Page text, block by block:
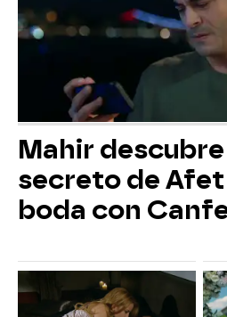
Mahir
secreto de Afet
boda con